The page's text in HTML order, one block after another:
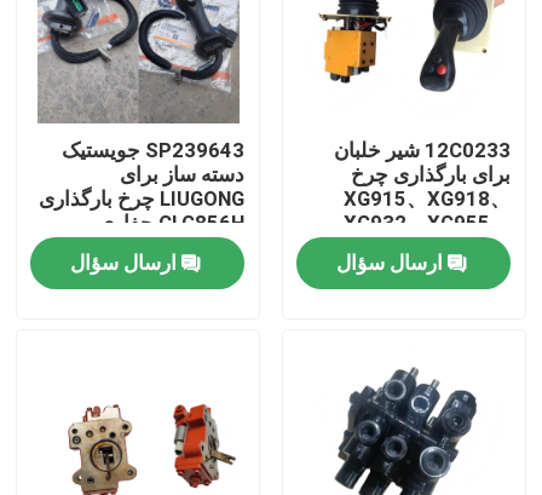
محصولات
فیلم های
12C0233 شیر خلبان
برای بارگذاری چرخ
XG915、XG918、
XG932、XG955、
XG962、XG982
قطعات یدکیارسال سؤال
SP239643 جویستیک
دسته ساز برای
LIUGONG چرخ بارگذاری
CLG856H حفاری
CLG920D、
CLG922D、CLG925D
CLG933E、CLG936D、
ارسال سؤال